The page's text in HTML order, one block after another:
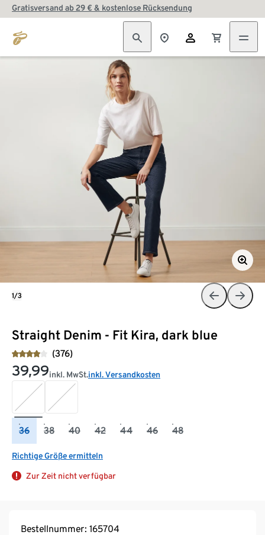
Gratisversand ab 29 € & kostenlose Rücksendung
Straight Denim - Fit Kira, dark blue
(376)
39,99inkl. MwSt.inkl. Versandkosten
36 38 40 42 44 46 48
Richtige Größe ermitteln
Zur Zeit nicht verfügbar
1/3
Bestellnummer: 165704